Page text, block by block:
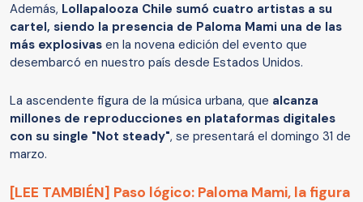
Además, Lollapalooza Chile sumó cuatro artistas a su
cartel, siendo la presencia de Paloma Mami una de las
más explosivas en la novena edición del evento que
desembarcó en nuestro país desde Estados Unidos.
La ascendente figura de la música urbana, que alcanza
millones de reproducciones en plataformas digitales
con su single "Not steady", se presentará el domingo 31 de
marzo.
[LEE TAMBIÉN] Paso lógico: Paloma Mami, la figura